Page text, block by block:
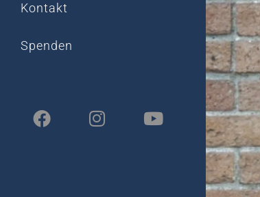
Kontakt
Spenden